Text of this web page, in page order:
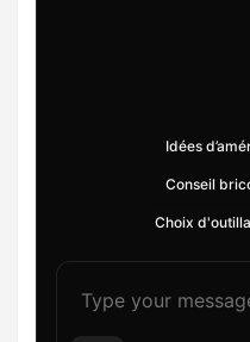
Idées
Conseil
Choix